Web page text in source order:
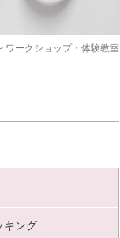
ワークショップ・体験教室
キング